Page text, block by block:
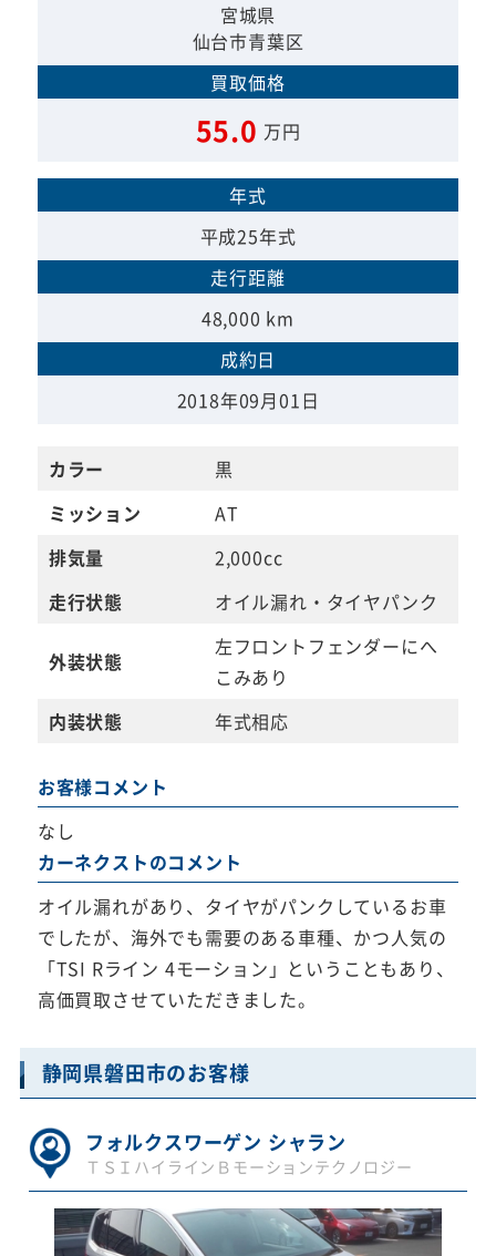
宮城県
仙台市青葉区
買取価格
55.0 万円
年式
平成25年式
走行距離
48,000 km
成約日
2018年09月01日
カラー
黒
ミッション
AT
排気量
2,000cc
走行状態
オイル漏れ・タイヤパンク
外装状態
左フロントフェンダーにへ
こみあり
内装状態
年式相応
お客様コメント
なし
カーネクストのコメント
オイル漏れがあり、タイヤがパンクしているお車
でしたが、海外でも需要のある車種、かつ人気の
「TSI Rライン 4モーション」ということもあり、
高価買取させていただきました。
静岡県磐田市のお客様
フォルクスワーゲン シャラン
ＴＳＩハイラインＢモーションテクノロジー